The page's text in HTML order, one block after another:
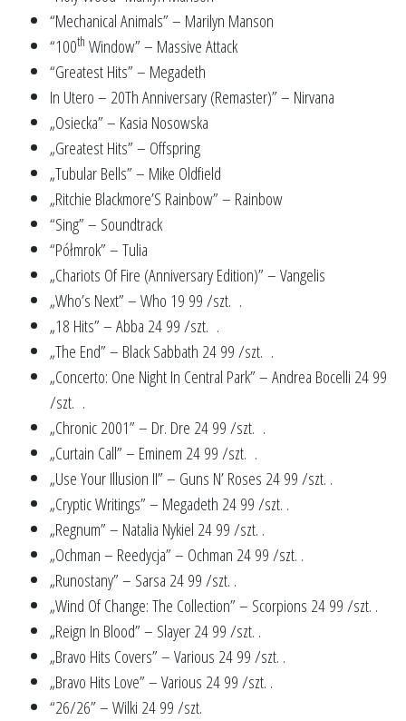
“Mechanical Animals” – Marilyn Manson
“100th Window” – Massive Attack
“Greatest Hits” – Megadeth
In Utero – 20Th Anniversary (Remaster)” – Nirvana
„Osiecka” – Kasia Nosowska
„Greatest Hits” – Offspring
„Tubular Bells” – Mike Oldfield
„Ritchie Blackmore’S Rainbow” – Rainbow
“Sing” – Soundtrack
“Półmrok” – Tulia
„Chariots Of Fire (Anniversary Edition)” – Vangelis
„Who’s Next” – Who 19 99 /szt. .
„18 Hits” – Abba 24 99 /szt. .
„The End” – Black Sabbath 24 99 /szt. .
„Concerto: One Night In Central Park” – Andrea Bocelli 24 99
/szt. .
„Chronic 2001” – Dr. Dre 24 99 /szt. .
„Curtain Call” – Eminem 24 99 /szt. .
„Use Your Illusion II” – Guns N’ Roses 24 99 /szt. .
„Cryptic Writings” – Megadeth 24 99 /szt. .
„Regnum” – Natalia Nykiel 24 99 /szt. .
„Ochman – Reedycja” – Ochman 24 99 /szt. .
„Runostany” – Sarsa 24 99 /szt. .
„Wind Of Change: The Collection” – Scorpions 24 99 /szt. .
„Reign In Blood” – Slayer 24 99 /szt. .
„Bravo Hits Covers” – Various 24 99 /szt. .
„Bravo Hits Love” – Various 24 99 /szt. .
“26/26” – Wilki 24 99 /szt.